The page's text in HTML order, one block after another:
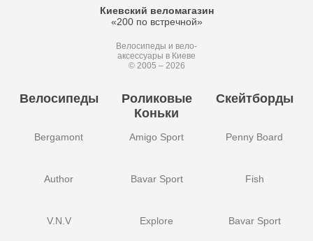
Киевский веломагазин
«200 по встречной»
Велосипеды и вело-
аксессуары в Киеве
© 2005 – 2026
Велосипеды
Bergamont
Author
V.N.V
Роликовые
Коньки
Amigo Sport
Bavar Sport
Explore
Скейтборды
Penny Board
Fish
Bavar Sport